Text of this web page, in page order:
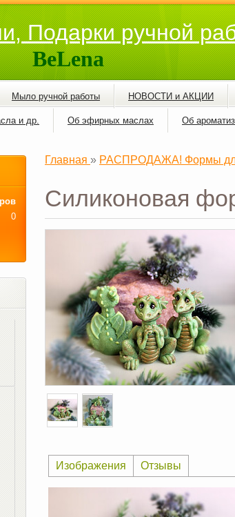
Подарки ручной
BeLena
Мыло ручной работы НОВОСТИ и АКЦИИ
и др. Об эфирных маслах Об
Главная » РАСПРОДАЖА! Формы
Силиконовая
Изображения Отзывы
0